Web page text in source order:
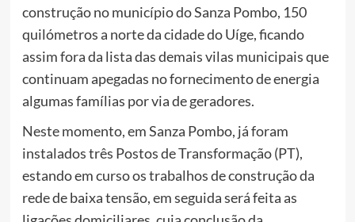
construção no município do Sanza Pombo, 150
quilómetros a norte da cidade do Uíge, ficando
assim fora da lista das demais vilas municipais que
continuam apegadas no fornecimento de energia
algumas famílias por via de geradores.
Neste momento, em Sanza Pombo, já foram
instalados três Postos de Transformação (PT),
estando em curso os trabalhos de construção da
rede de baixa tensão, em seguida será feita as